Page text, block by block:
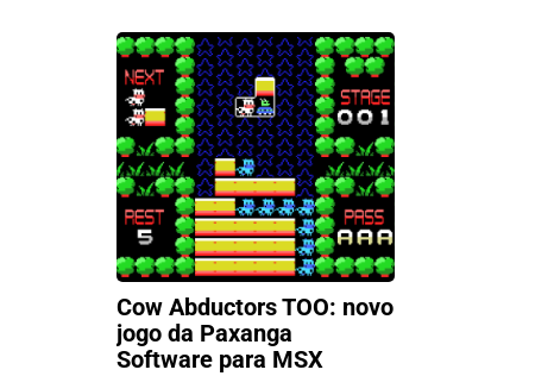
Cow Abductors TOO: novo
jogo da Paxanga
Software para MSX